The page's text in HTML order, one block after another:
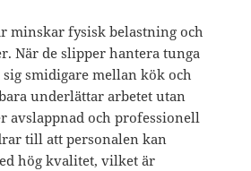
minskar fysisk belastning och
När de slipper hantera tunga
smidigare mellan kök och
underlättar arbetet utan
avslappnad och professionell
till att personalen kan
hög kvalitet, vilket är